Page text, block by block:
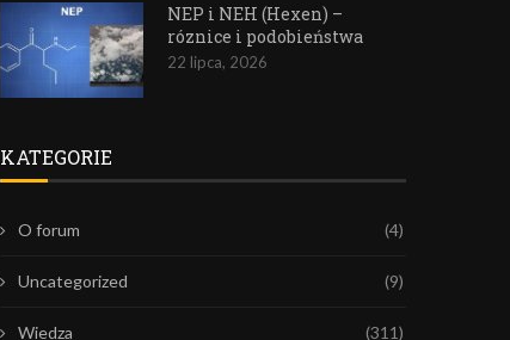
NEP i NEH (Hexen) –
róznice i podobieństwa
22 lipca, 2026
KATEGORIE
O forum (4)
Uncategorized (9)
Wiedza (311)